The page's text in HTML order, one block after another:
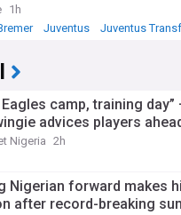
1h
Juventus Juventus
Eagles camp, training day”
advices players
Nigeria
2h
Nigerian forward makes
after record-breaking